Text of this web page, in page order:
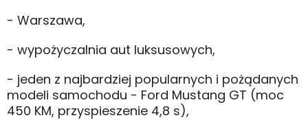
- Warszawa,
- wypożyczalnia aut luksusowych,
- jeden z najbardziej popularnych i pożądanych
modeli samochodu - Ford Mustang GT (moc
450 KM, przyspieszenie 4,8 s),